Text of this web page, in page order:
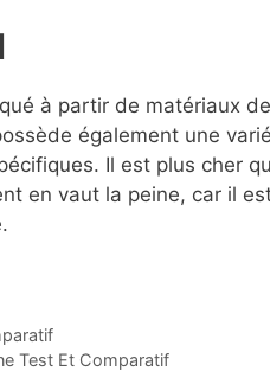
à partir de matériaux
également une
Il est plus cher
en vaut la peine, car il
Test Et Comparatif